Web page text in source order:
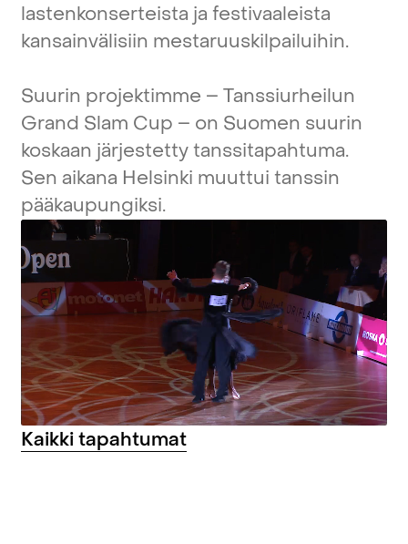
lastenkonserteista ja festivaaleista
kansainvälisiin mestaruuskilpailuihin.
Suurin projektimme – Tanssiurheilun
Grand Slam Cup – on Suomen suurin
koskaan järjestettytanssitapahtuma.
Sen aikana Helsinki muuttui tanssin
pääkaupungiksi.
Kaikkitapahtumat